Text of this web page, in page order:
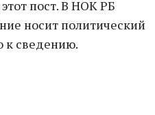
пост. В НОК РБ
носит политический
к сведению.